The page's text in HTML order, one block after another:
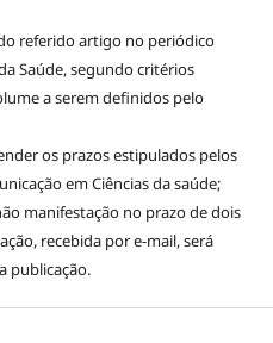
referido artigo no periódico
Saúde, segundo critérios
a serem definidos pelo
os prazos estipulados pelos
em Ciências da saúde;
manifestação no prazo de dois
recebida por e-mail, será
publicação.